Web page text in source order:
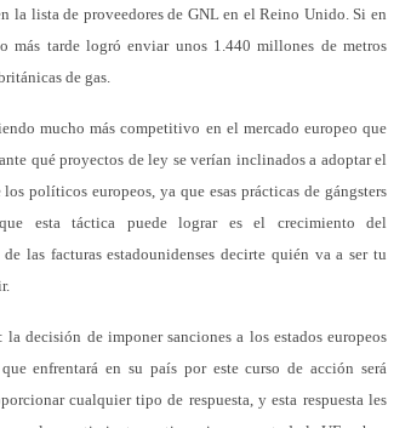
la lista de proveedores de GNL en el Reino Unido. Si en
tarde logró enviar unos 1.440 millones de metros
de gas.
mucho más competitivo en el mercado europeo que
qué proyectos de ley se verían inclinados a adoptar el
políticos europeos, ya que esas prácticas de gángsters
esta táctica puede lograr es el crecimiento del
las facturas estadounidenses decirte quién va a ser tu
decisión de imponer sanciones a los estados europeos
enfrentará en su país por este curso de acción será
cualquier tipo de respuesta, y esta respuesta les